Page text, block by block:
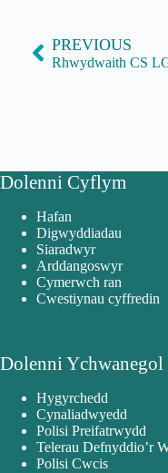
PREVIOUS
Rhwydwaith CS
Dolenni Cyflym
Hafan
Digwyddiadau
Siaradwyr
Arddangoswyr
Cymerwch ran
Cwestiynau cyffredin
Dolenni Ychwanegol
Hygyrchedd
Cynaliadwyedd
Polisi Preifatrwydd
Telerau Defnyddio’r
Polisi Cwcis